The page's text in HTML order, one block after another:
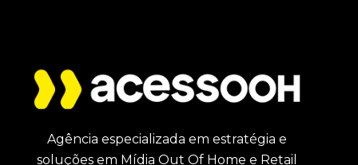
Agência especializada em estratégia e
soluções em Mídia Out Of Home e Retail